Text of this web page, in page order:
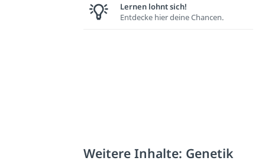
Lernen lohnt sich!
Entdecke hier deine Chancen.
Weitere Inhalte: Genetik